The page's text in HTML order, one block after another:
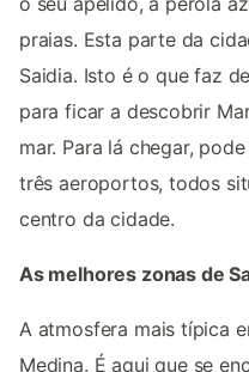
praias. Esta parte da
Saidia. Isto é o que faz
para ficar a descobrir
mar. Para lá chegar,
três aeroportos, todos
centro da cidade.
As melhores zonas de
A atmosfera mais típica
Medina. É aqui que se